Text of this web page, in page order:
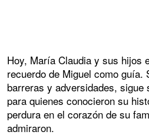
Hoy, María Claudia y sus hijos
recuerdo de Miguel como guía.
barreras y adversidades, sigue
para quienes conocieron su
perdura en el corazón de su
admiraron.